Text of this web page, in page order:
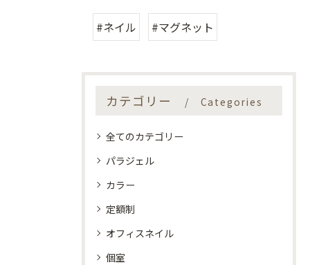
#ネイル #マグネット
カテゴリー Categories
全てのカテゴリー
パラジェル
カラー
定額制
オフィスネイル
個室